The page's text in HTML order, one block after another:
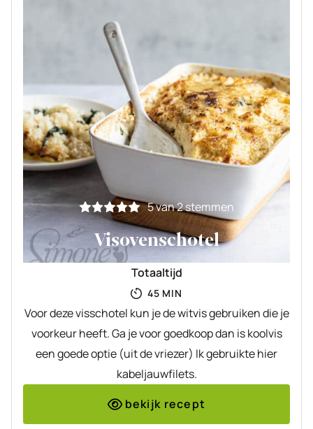
5van2stemmen
Visovenschotel
Totaaltijd
45MINUTEN
MIN
Voor deze visschotel kun je de witvis gebruiken die je
voorkeur heeft. Ga je voor goedkoop dan is koolvis
een goede optie (uit de vriezer) Ik gebruikte hier
kabeljauwfilets.
bekijk recept